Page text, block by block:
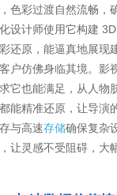
色彩过渡自然流畅，
设计师使用它构建
还原，能逼真地展现
户仿佛身临其境。影
它也能满足，从人物
能精准还原，让导演
与高速存储确保复杂
让灵感不受阻碍，大